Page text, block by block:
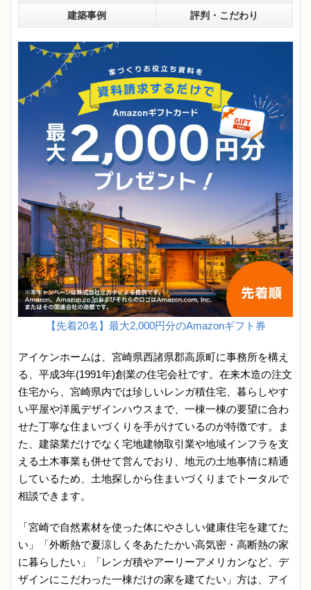
建築事例 評判・こだわり
【先着20名】最大2,000円分のAmazonギフト券
アイケンホームは、宮崎県西諸県郡高原町に事務所を構え
る、平成3年(1991年)創業の住宅会社です。在来木造の注文
住宅から、宮崎県内では珍しいレンガ積住宅、暮らしやす
い平屋や洋風デザインハウスまで、一棟一棟の要望に合わ
せた丁寧な住まいづくりを手がけているのが特徴です。ま
た、建築業だけでなく宅地建物取引業や地域インフラを支
える土木事業も併せて営んでおり、地元の土地事情に精通
しているため、土地探しから住まいづくりまでトータルで
相談できます。
「宮崎で自然素材を使った体にやさしい健康住宅を建てた
い」「外断熱で夏涼しく冬あたたかい高気密・高断熱の家
に暮らしたい」「レンガ積やアーリーアメリカンなど、デ
ザインにこだわった一棟だけの家を建てたい」方は、アイ